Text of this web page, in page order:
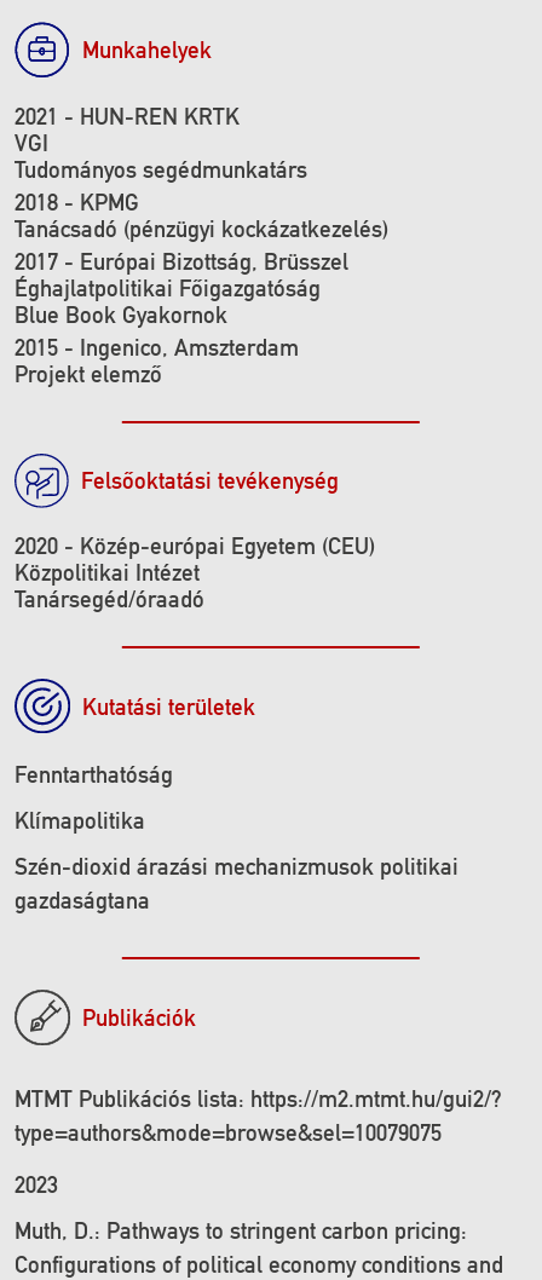
Munkahelyek
2021 - HUN-REN KRTK
VGI
Tudományos segédmunkatárs
2018 - KPMG
Tanácsadó (pénzügyi kockázatkezelés)
2017 - Európai Bizottság, Brüsszel
Éghajlatpolitikai Főigazgatóság
Blue Book Gyakornok
2015 - Ingenico, Amszterdam
Projekt elemző
Felsőoktatási tevékenység
2020 - Közép-európai Egyetem (CEU)
Közpolitikai Intézet
Tanársegéd/óraadó
Kutatási területek
Fenntarthatóság
Klímapolitika
Szén-dioxid árazási mechanizmusok politikai
gazdaságtana
Publikációk
MTMT Publikációs lista: https://m2.mtmt.hu/gui2/?
type=authors&mode=browse&sel=10079075
2023
Muth, D.: Pathways to stringent carbon pricing:
Configurations of political economy conditions and